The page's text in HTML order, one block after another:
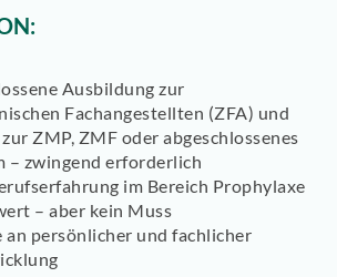
Ausbildung zur
Fachangestellten (ZFA) und
ZMP, ZMF oder abgeschlossenes
– zwingend erforderlich
im Bereich Prophylaxe
– aber kein Muss
an persönlicher und fachlicher